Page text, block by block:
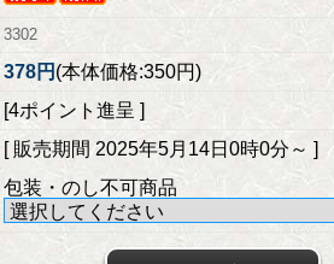
3302
378円 (本体価格:350円)
[4ポイント進呈 ]
[ 販売期間 2025年5月14日0時0分～ ]
包装・のし不可商品